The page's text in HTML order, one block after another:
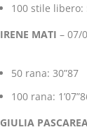
100 stile libero:
IRENE MATI – 07/
50 rana: 30”87
100 rana:
GIULIA